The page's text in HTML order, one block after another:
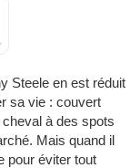
Steele en est réduit
sa vie : couvert
à des spots
Mais quand il
pour éviter tout